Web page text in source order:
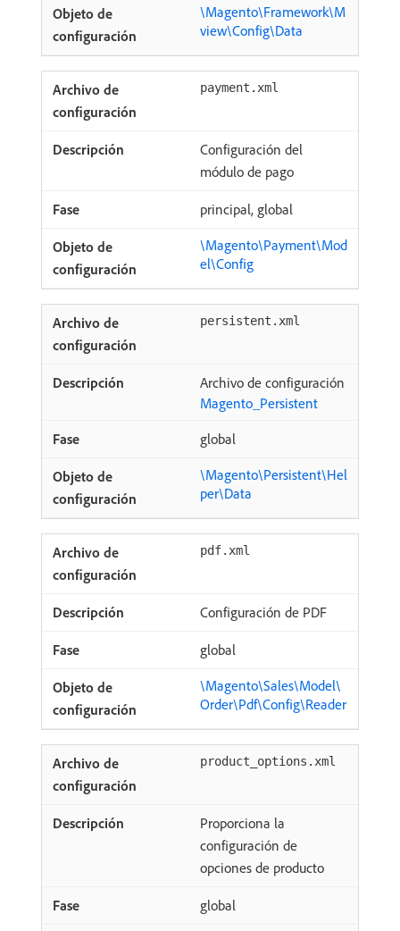
\Magento\Framework\M
view\Config\Data
payment.xml
Configuración del
módulo de pago
principal, global
\Magento\Payment\Mod
el\Config
persistent.xml
Archivo de configuración
Magento_Persistent
global
\Magento\Persistent\Hel
per\Data
pdf.xml
Configuración de PDF
global
\Magento\Sales\Model\
Order\Pdf\Config\Reader
product_options.xml
Proporciona la
configuración de
opciones de producto
global